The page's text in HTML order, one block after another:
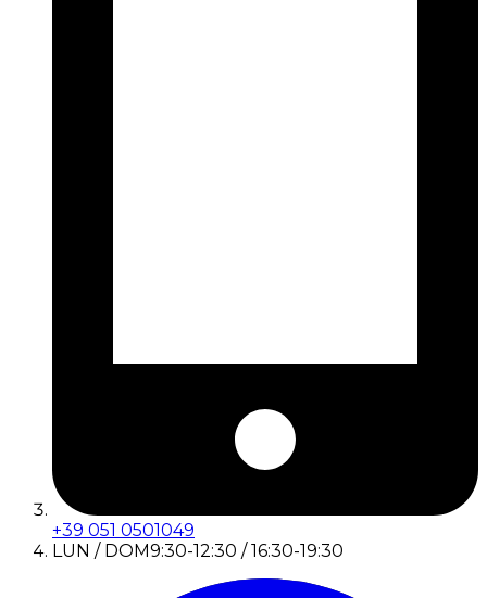
+39 051 0501049
LUN / DOM9:30-12:30 / 16:30-19:30